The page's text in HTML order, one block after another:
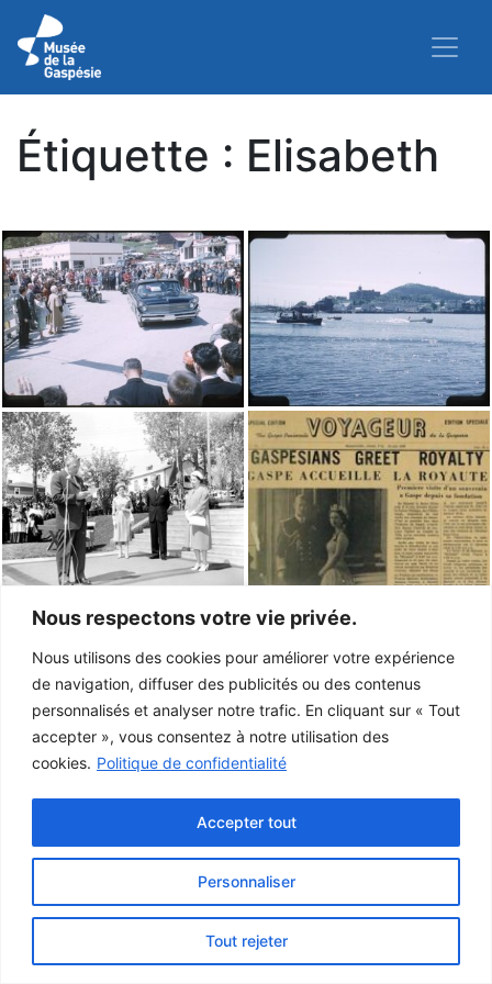
Nous respectons votre vie privée.
Nous utilisons des cookies pour améliorer votre expérience
de navigation, diffuser des publicités ou des contenus
personnalisés et analyser notre trafic. En cliquant sur « Tout
accepter », vous consentez à notre utilisation des
cookies. Politique de confidentialité
Personnaliser
Tout rejeter
Accepter tout
Étiquette : Elisabeth
Ce projet a été rendu possible grâce au
gouvernement du Canada.
Connexion
Conception:Le Web simple